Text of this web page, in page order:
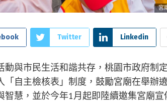
宮
Twitter Linkedin
動與市民生活和諧共存，桃園市政府制
「自主檢核表」制度，鼓勵宮廟在舉辦
智慧，並於今年1月起即陸續邀集宮廟